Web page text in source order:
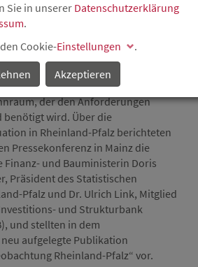
Klimawandel, Verknappung von
Zahlreiche
die derzeitige Wohn- und
Jahr hat sich die
im Land weiter verbessert. Die seit
Zahl an Baugenehmigungen zeigt
der den Anforderungen
wird. Über die
in Rheinland-Pfalz berichteten
Pressekonferenz in Mainz die
und Bauministerin Doris
Präsident des Statistischen
Pfalz und Dr. Ulrich Link, Mitglied
und Strukturbank
und stellten in dem
aufgelegte Publikation
Rheinland-Pfalz“ vor.
Sie in unserer Datenschutzerklärung
.
Cookie-Einstellungen
.
Akzeptieren